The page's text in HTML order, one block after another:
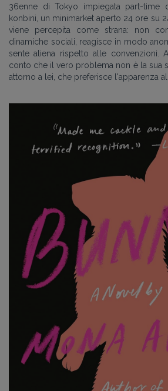
36enne di Tokyo impiegata part-time
konbini, un minimarket aperto 24 ore su
viene percepita come strana: non
dinamiche sociali, reagisce in modo
sente aliena rispetto alle convenzioni.
conto che il vero problema non è la sua
attorno a lei, che preferisce l'apparenza